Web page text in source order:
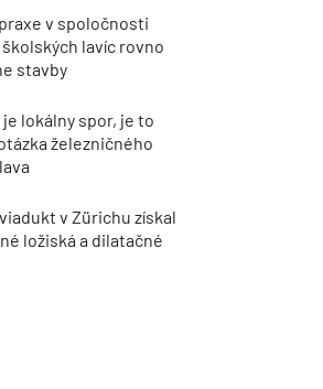
v spoločnosti
lavíc rovno
stavby
lokálny spor, je to
železničného
v Zürichu získal
ložiská a dilatačné